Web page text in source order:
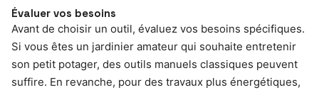
Évaluer vos besoins
Avant de choisir un outil, évaluez vos besoins spécifiques.
Si vous êtes un jardinier amateur qui souhaite entretenir
son petit potager, des outils manuels classiques peuvent
suffire. En revanche, pour des travaux plus énergétiques,